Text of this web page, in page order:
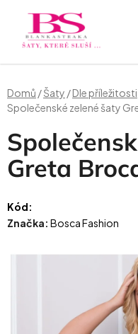
obsah
Domů /Šaty /Dle příležitosti
Společenské zelené šaty
Greta
Kód:
Značka: Bosca Fashion